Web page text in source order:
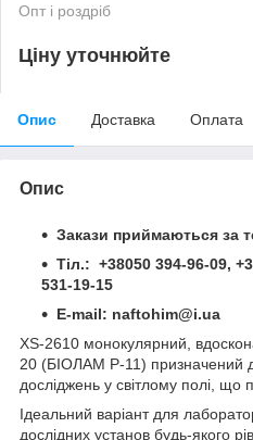
Опт і роздріб
Ціну уточнюйте
Опис Доставка Оплата
Опис
Закази приймаються за
Тіл.: +38050 394-96-09,
531-19-15
Е-mail: naftohim@i.ua
XS-2610 монокулярний,
20 (БІОЛАМ Р-11) призначений
досліджень у світлому полі, що
Ідеальний варіант для
дослідних установ будь-якого